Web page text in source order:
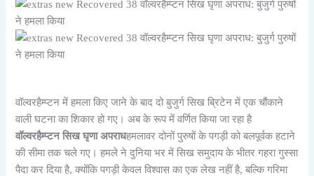
वॉल्वरहैम्प्टन में हमला किए जाने के बाद दो बुजुर्ग सिख ब्रिटेन में एक चौंकाने
वाली घटना का शिकार हो गए। अब के रूप में वर्णित किया जा रहा है
वॉल्वरहैम्प्टन सिख घृणा अपराधहमलावर दोनों पुरुषों के पगड़ी को बलपूर्वक हटाने
की सीमा तक चले गए। हमले ने दुनिया भर में सिख समुदाय के भीतर गहरा गुस्सा
पैदा कर दिया है, क्योंकि पगड़ी केवल विश्वास का एक लेख नहीं है, बल्कि गरिमा